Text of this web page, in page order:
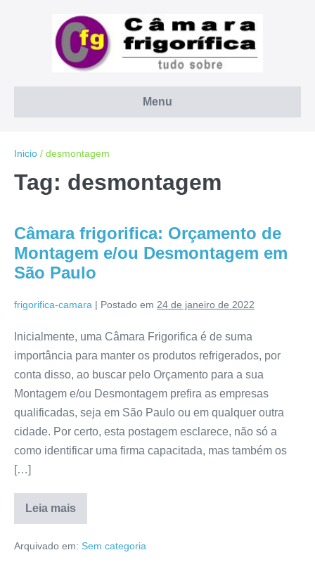
Menu
Inicio / desmontagem
Tag: desmontagem
Câmara frigorifica: Orçamento de
Montagem e/ou Desmontagem em
São Paulo
frigorifica-camara | Postado em 24 de janeiro de 2022
Inicialmente, uma Câmara Frigorifica é de suma
importância para manter os produtos refrigerados, por
conta disso, ao buscar pelo Orçamento para a sua
Montagem e/ou Desmontagem prefira as empresas
qualificadas, seja em São Paulo ou em qualquer outra
cidade. Por certo, esta postagem esclarece, não só a
como identificar uma firma capacitada, mas também os
[…]
Leia mais
Câmara
frigorifica:
de
Arquivado em: Sem categoria